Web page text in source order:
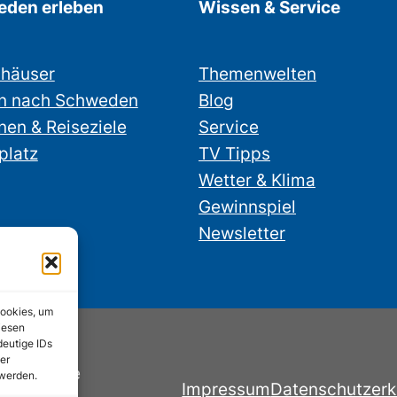
um
IDs
erleben
nach Schweden
& Reiseziele
Wissen & Service
Themenwelten
Blog
Service
TV Tipps
Wetter & Klima
Gewinnspiel
Newsletter
Impressum